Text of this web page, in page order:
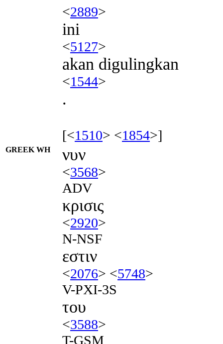
<2889>
ini
<5127>
akan digulingkan
<1544>
.
[<1510> <1854>]
GREEK WH νυν
<3568>
ADV
κρισις
<2920>
N-NSF
εστιν
<2076> <5748>
V-PXI-3S
του
<3588>
T-GSM